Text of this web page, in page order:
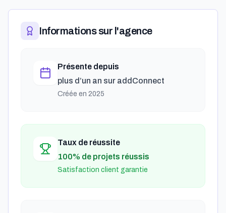
Informations sur l'agence
Présente depuis
plus d’un an sur addConnect
Créée en 2025
Taux de réussite
100% de projets réussis
Satisfaction client garantie